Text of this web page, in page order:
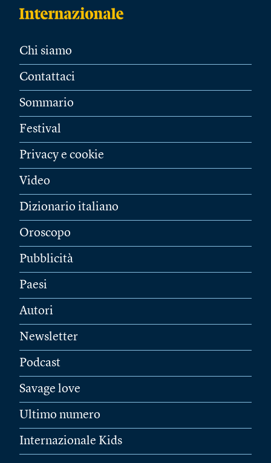
Chi siamo
Contattaci
Sommario
Festival
Privacy e cookie
Video
Dizionario italiano
Oroscopo
Pubblicità
Paesi
Autori
Newsletter
Podcast
Savage love
Ultimo numero
Internazionale Kids